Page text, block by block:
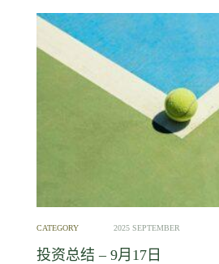
CATEGORY 2025 SEPTEMBER
投资总结 – 9月17日